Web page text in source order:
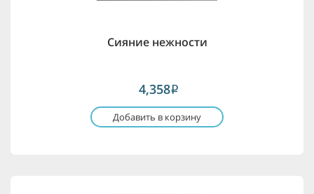
Сияние нежности
4,358i
Добавить в корзину